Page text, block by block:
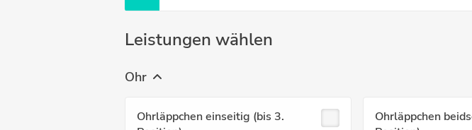
Leistungen wählen
Ohr
Ohrläppchen einseitig (bis 3.
Ohrläppchen